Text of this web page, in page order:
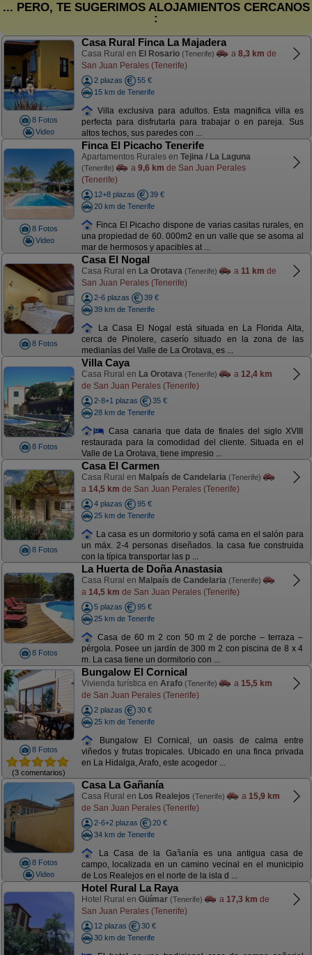
... PERO, TE SUGERIMOS ALOJAMIENTOS CERCANOS
:
8 Fotos
Video
Casa Rural Finca La Majadera
Casa Rural en El Rosario (Tenerife) a 8,3 km de
San Juan Perales (Tenerife)
2 plazas
55 €
15 km de Tenerife
Villa exclusiva para adultos. Esta magnifica villa es
perfecta para disfrutarla para trabajar o en pareja. Sus
altos techos, sus paredes con ...
8 Fotos
Video
Finca El Picacho Tenerife
Apartamentos Rurales en Tejina / La Laguna
(Tenerife) a 9,6 km de San Juan Perales
(Tenerife)
12+8 plazas
39 €
20 km de Tenerife
Finca El Picacho dispone de varias casitas rurales, en
una propiedad de 60. 000m2 en un valle que se asoma al
mar de hermosos y apacibles at ...
8 Fotos
Casa El Nogal
Casa Rural en La Orotava (Tenerife) a 11 km de
San Juan Perales (Tenerife)
2-6 plazas
39 €
39 km de Tenerife
La Casa El Nogal está situada en La Florida Alta,
cerca de Pinolere, caserío situado en la zona de las
medianías del Valle de La Orotava, es ...
8 Fotos
Villa Caya
Casa Rural en La Orotava (Tenerife) a 12,4 km
de San Juan Perales (Tenerife)
2-8+1 plazas
35 €
28 km de Tenerife
Casa canaria que data de finales del siglo XVIII
restaurada para la comodidad del cliente. Situada en el
Valle de La Orotava, tiene impresio ...
8 Fotos
Casa El Carmen
Casa Rural en Malpaís de Candelaria (Tenerife)
a 14,5 km de San Juan Perales (Tenerife)
4 plazas
95 €
25 km de Tenerife
La casa es un dormitorio y sofá cama en el salón para
un máx. 2-4 personas diseñados. la casa fue construida
con la típica transportar las p ...
8 Fotos
La Huerta de Doña Anastasia
Casa Rural en Malpaís de Candelaria (Tenerife)
a 14,5 km de San Juan Perales (Tenerife)
5 plazas
95 €
25 km de Tenerife
Casa de 60 m 2 con 50 m 2 de porche – terraza –
pérgola. Posee un jardín de 300 m 2 con piscina de 8 x 4
m. La casa tiene un dormitorio con ...
8 Fotos
(3 comentarios)
Bungalow El Cornical
Vivienda turística en Arafo (Tenerife) a 15,5 km
de San Juan Perales (Tenerife)
2 plazas
30 €
25 km de Tenerife
Bungalow El Cornical, un oasis de calma entre
viñedos y frutas tropicales. Ubicado en una finca privada
en La Hidalga, Arafo, este acogedor ...
8 Fotos
Video
Casa La Gañanía
Casa Rural en Los Realejos (Tenerife) a 15,9 km
de San Juan Perales (Tenerife)
2-6+2 plazas
20 €
34 km de Tenerife
La Casa de la Gañanía es una antigua casa de
campo, localizada en un camino vecinal en el municipio
de Los Realejos en el norte de la isla d ...
Hotel Rural La Raya
Hotel Rural en Güímar (Tenerife) a 17,3 km de
San Juan Perales (Tenerife)
12 plazas
30 €
30 km de Tenerife